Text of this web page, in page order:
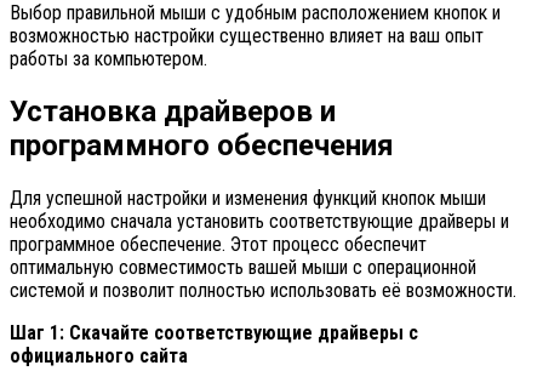
Выбор правильной мыши с удобным расположением кнопок и
возможностью настройки существенно влияет на ваш опыт
работы за компьютером.
Установка драйверов и
программного обеспечения
Для успешной настройки и изменения функций кнопок мыши
необходимо сначала установить соответствующие драйверы и
программное обеспечение. Этот процесс обеспечит
оптимальную совместимость вашей мыши с операционной
системой и позволит полностью использовать её возможности.
Шаг 1: Скачайте соответствующие драйверы с
официального сайта